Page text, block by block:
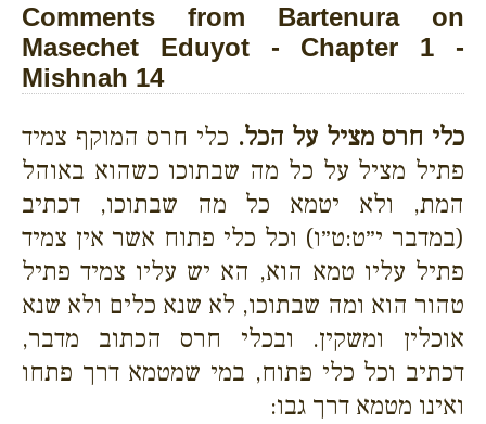
Comments from Bartenura on
Masechet Eduyot - Chapter 1 -
Mishnah 14
כלי חרס מציל על הכל. כלי חרס המוקף צמיד
פתיל מציל על כל מה שבתוכו כשהוא באוהל
המת, ולא יטמא כל מה שבתוכו, דכתיב
(במדבר י״ט:ט״ו) וכל כלי פתוח אשר אין צמיד
פתיל עליו טמא הוא, הא יש עליו צמיד פתיל
טהור הוא ומה שבתוכו, לא שנא כלים ולא שנא
אוכלין ומשקין. ובכלי חרס הכתוב מדבר,
דכתיב וכל כלי פתוח, במי שמטמא דרך פתחו
ואינו מטמא דרך גבו: